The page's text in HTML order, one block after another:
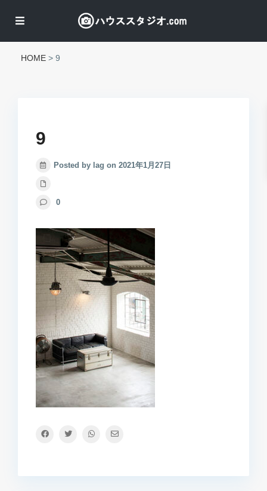
HOME > 9
9
Posted by lag on 2021年1月27日
0